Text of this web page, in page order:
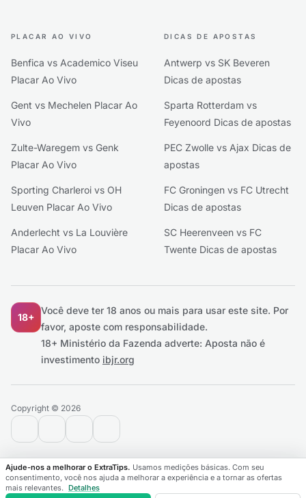
PLACAR AO VIVO
Benfica vs Academico Viseu
Placar Ao Vivo
Gent vs Mechelen Placar Ao
Vivo
Zulte-Waregem vs Genk
Placar Ao Vivo
Sporting Charleroi vs OH
Leuven Placar Ao Vivo
Anderlecht vs La Louvière
Placar Ao Vivo
DICAS DE APOSTAS
Antwerp vs SK Beveren
Dicas de apostas
Sparta Rotterdam vs
Feyenoord Dicas de apostas
PEC Zwolle vs Ajax Dicas de
apostas
FC Groningen vs FC Utrecht
Dicas de apostas
SC Heerenveen vs FC
Twente Dicas de apostas
18+
Você deve ter 18 anos ou mais para usar este site. Por
favor, aposte com responsabilidade.
18+ Ministério da Fazenda adverte: Aposta não é
investimento ibjr.org
contact@extratips.com
youtubetwitter reddit
Copyright © 2026
Ajude-nos a melhorar o ExtraTips. Usamos medições básicas. Com seu
consentimento, você nos ajuda a melhorar a experiência e a tornar as ofertas
mais relevantes. Detalhes